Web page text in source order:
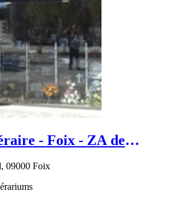
- Foix - ZA de
09000 Foix